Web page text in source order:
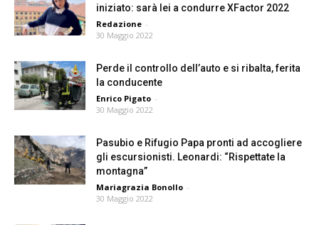
iniziato: sarà lei a condurre XFactor 2022
Redazione -
30 Maggio 2022
Perde il controllo dell’auto e si ribalta, ferita
la conducente
Enrico Pigato -
30 Maggio 2022
Pasubio e Rifugio Papa pronti ad accogliere
gli escursionisti. Leonardi: “Rispettate la
montagna”
Mariagrazia Bonollo -
30 Maggio 2022